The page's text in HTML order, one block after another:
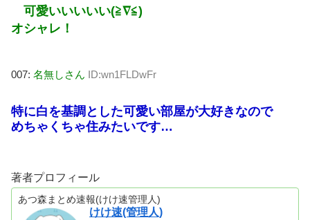
可愛いいいいい(≧∇≦)
オシャレ！
007: 名無しさん ID:wn1FLDwFr
特に白を基調とした可愛い部屋が大好きなので
めちゃくちゃ住みたいです…
著者プロフィール
あつ森まとめ速報(けけ速管理人)
けけ速(管理人)